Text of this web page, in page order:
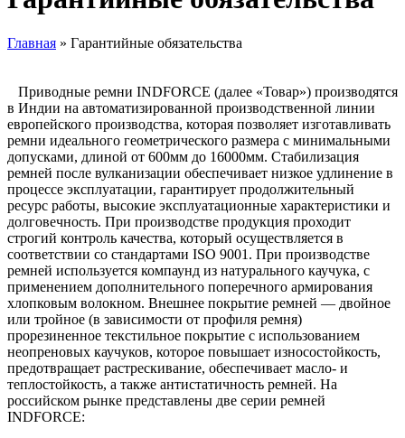
Главная » Гарантийные обязательства
Приводные ремни INDFORCE (далее «Товар») производятся
в Индии на автоматизированной производственной линии
европейского производства, которая позволяет изготавливать
ремни идеального геометрического размера с минимальными
допусками, длиной от 600мм до 16000мм. Стабилизация
ремней после вулканизации обеспечивает низкое удлинение в
процессе эксплуатации, гарантирует продолжительный
ресурс работы, высокие эксплуатационные характеристики и
долговечность. При производстве продукция проходит
строгий контроль качества, который осуществляется в
соответствии со стандартами ISO 9001. При производстве
ремней используется компаунд из натурального каучука, с
применением дополнительного поперечного армирования
хлопковым волокном. Внешнее покрытие ремней — двойное
или тройное (в зависимости от профиля ремня)
прорезиненное текстильное покрытие с использованием
неопреновых каучуков, которое повышает износостойкость,
предотвращает растрескивание, обеспечивает масло- и
теплостойкость, а также антистатичность ремней. На
российском рынке представлены две серии ремней
INDFORCE: